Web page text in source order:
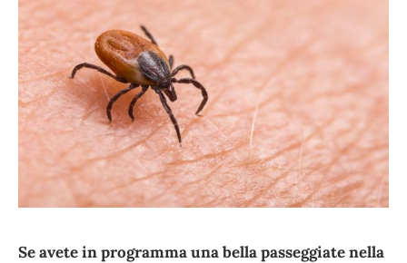
Se avete in programma una bella passeggiate nella